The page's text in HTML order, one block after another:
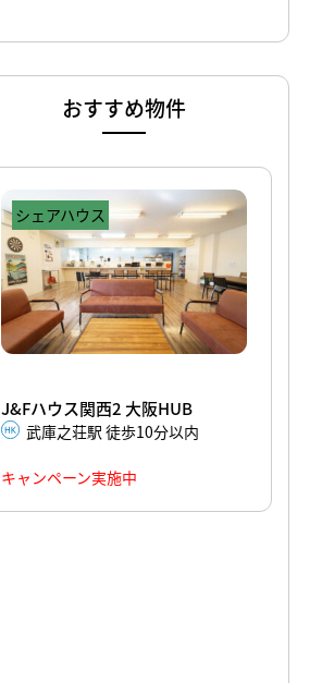
おすすめ物件
シェアハウス
J&Fハウス関西2 大阪HUB
武庫之荘駅 徒歩10分以内
キャンペーン実施中